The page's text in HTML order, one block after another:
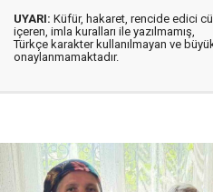
UYARI: Küfür, hakaret, rencide edici
içeren, imla kuralları ile yazılmamış,
Türkçe karakter kullanılmayan ve
onaylanmamaktadır.